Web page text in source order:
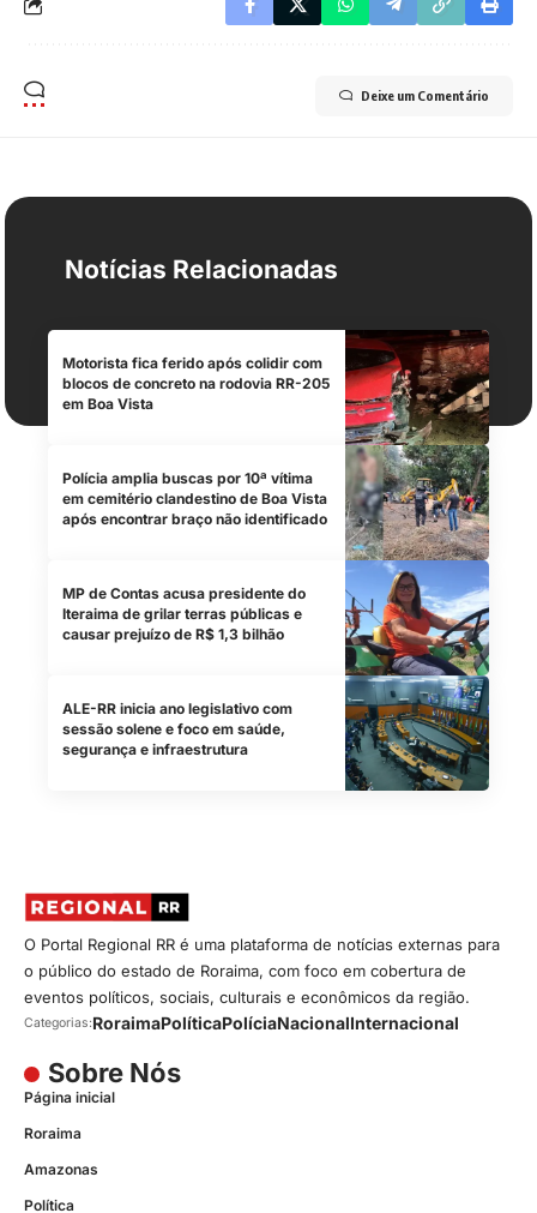
Deixe um Comentário
Notícias Relacionadas
Motorista fica ferido após colidir com
blocos de concreto na rodovia RR-205
em Boa Vista
Polícia amplia buscas por 10ª vítima
em cemitério clandestino de Boa Vista
após encontrar braço não identificado
MP de Contas acusa presidente do
Iteraima de grilar terras públicas e
causar prejuízo de R$ 1,3 bilhão
ALE-RR inicia ano legislativo com
sessão solene e foco em saúde,
segurança e infraestrutura
O Portal Regional RR é uma plataforma de notícias externas para
o público do estado de Roraima, com foco em cobertura de
eventos políticos, sociais, culturais e econômicos da região.
Categorias:RoraimaPolíticaPolíciaNacionalInternacional
Sobre Nós
Página inicial
Roraima
Amazonas
Política